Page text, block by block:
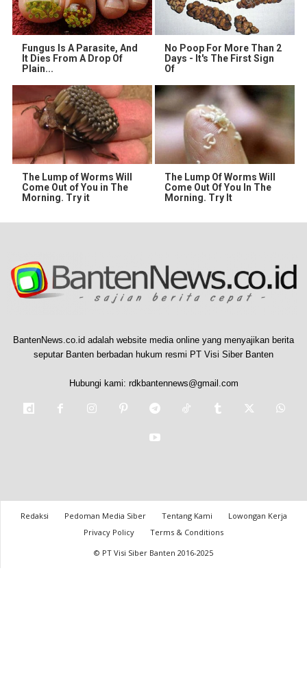
Fungus Is A Parasite, And
It Dies From A Drop Of
Plain...
No Poop For More Than 2
Days - It's The First Sign
Of
The Lump of Worms Will
Come Out of You in The
Morning. Try it
The Lump Of Worms Will
Come Out Of You In The
Morning. Try It
BantenNews.co.id adalah website media online yang menyajikan berita
seputar Banten berbadan hukum resmi PT Visi Siber Banten
Hubungi kami: rdkbantennews@gmail.com
Redaksi Pedoman Media Siber Tentang Kami
Lowongan Kerja
Privacy Policy
Terms & Conditions
© PT Visi Siber Banten 2016-2025